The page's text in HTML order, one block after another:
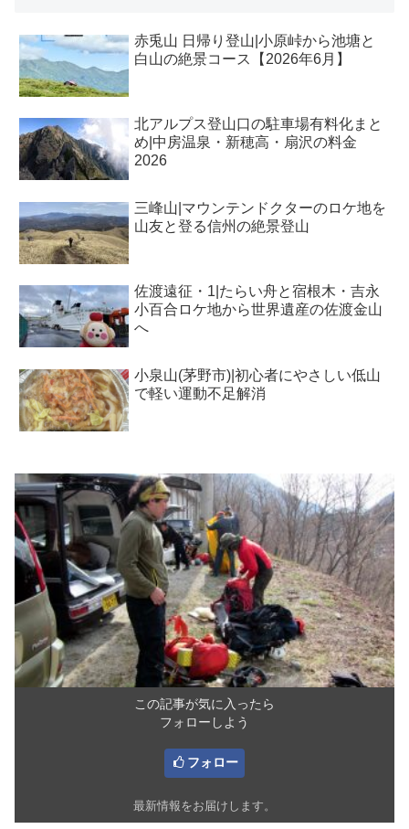
赤兎山 日帰り登山|小原峠から池塘と
白山の絶景コース【2026年6月】
北アルプス登山口の駐車場有料化まと
め|中房温泉・新穂高・扇沢の料金
2026
三峰山|マウンテンドクターのロケ地を
山友と登る信州の絶景登山
佐渡遠征・1|たらい舟と宿根木・吉永
小百合ロケ地から世界遺産の佐渡金山
へ
小泉山(茅野市)|初心者にやさしい低山
で軽い運動不足解消
この記事が気に入ったら
フォローしよう
フォロー
最新情報をお届けします。